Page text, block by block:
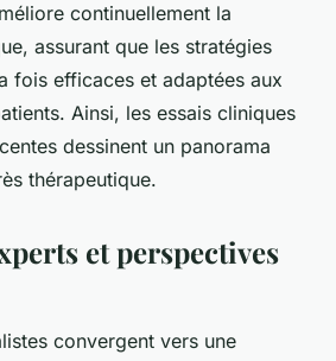
continuellement la
assurant que les stratégies
fois efficaces et adaptées aux
Ainsi, les essais cliniques
dessinent un panorama
thérapeutique.
et perspectives
convergent vers une